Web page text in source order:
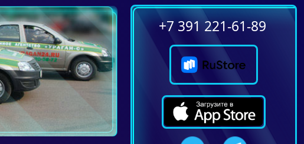
+7 391 221-61-89